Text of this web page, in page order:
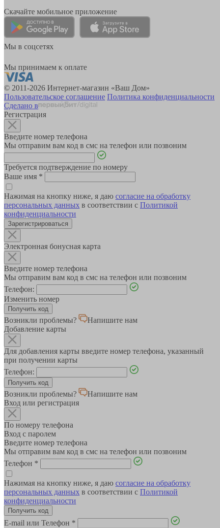
Скачайте мобильное приложение
Мы в соцсетях
Мы принимаем к оплате
© 2011-2026 Интернет-магазин «Ваш Дом»
Пользовательское соглашение Политика конфиденциальности
Сделано в
Регистрация
Введите номер телефона
Мы отправим вам код в смс на телефон или позвоним
Требуется подтверждение по номеру
Ваше имя *
Нажимая на кнопку ниже, я даю согласие на обработку
персональных данных в соответствии с Политикой
конфиденциальности
Зарегистрироваться
Электронная бонусная карта
Введите номер телефона
Мы отправим вам код в смс на телефон или позвоним
Телефон:
Изменить номер
Возникли проблемы?
Напишите нам
Добавление карты
Для добавления карты введите номер телефона, указанный
при получении карты
Телефон:
Возникли проблемы?
Напишите нам
Вход или регистрация
По номеру телефона
Вход с паролем
Введите номер телефона
Мы отправим вам код в смс на телефон или позвоним
Телефон *
Нажимая на кнопку ниже, я даю согласие на обработку
персональных данных в соответствии с Политикой
конфиденциальности
E-mail или Телефон *